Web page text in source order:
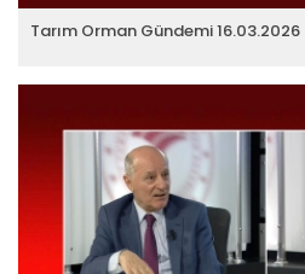
Tarım Orman Gündemi 16.03.2026